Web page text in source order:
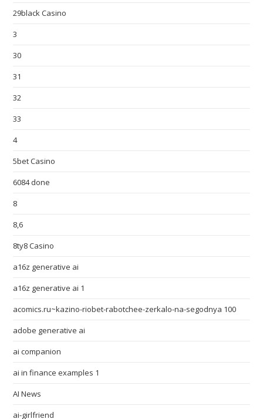
29black Casino
3
30
31
32
33
4
5bet Casino
6084 done
8
8,6
8ty8 Casino
a16z generative ai
a16z generative ai 1
acomics.ru~kazino-riobet-rabotchee-zerkalo-na-segodnya 100
adobe generative ai
ai companion
ai in finance examples 1
AI News
ai-girlfriend